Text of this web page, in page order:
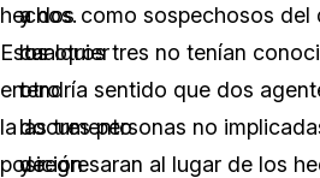
hechos.
Estar
en
la
posición
y
cualquier
otro
documento
de
a dos como sospechosos
los otros tres no tenían
tendría sentido que dos
las tres personas no
y regresaran al lugar de los